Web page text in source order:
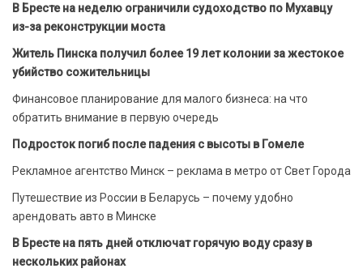
В Бресте на неделю ограничили судоходство по Мухавцу
из-за реконструкции моста
Житель Пинска получил более 19 лет колонии за жестокое
убийство сожительницы
Финансовое планирование для малого бизнеса: на что
обратить внимание в первую очередь
Подросток погиб после падения с высоты в Гомеле
Рекламное агентство Минск – реклама в метро от Свет Города
Путешествие из России в Беларусь – почему удобно
арендовать авто в Минске
В Бресте на пять дней отключат горячую воду сразу в
нескольких районах